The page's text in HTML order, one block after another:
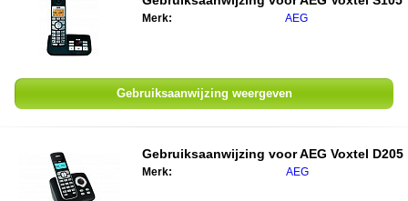
Merk: AEG
Gebruiksaanwijzing weergeven
Gebruiksaanwijzing voorAEG Voxtel D205
Merk: AEG